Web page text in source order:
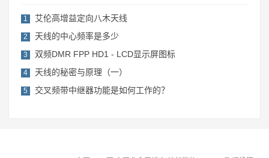
1 艾伦高增益定向八木天线
2 天线的中心频率是多少
3 双频DMR FPP HD1 - LCD显示屏图标
4 天线的秘密与原理（一）
5 交叉频带中继器功能是如何工作的？